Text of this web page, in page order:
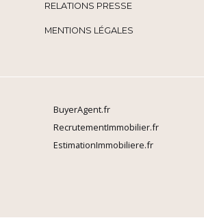
RELATIONS PRESSE
MENTIONS LÉGALES
BuyerAgent.fr
RecrutementImmobilier.fr
EstimationImmobiliere.fr